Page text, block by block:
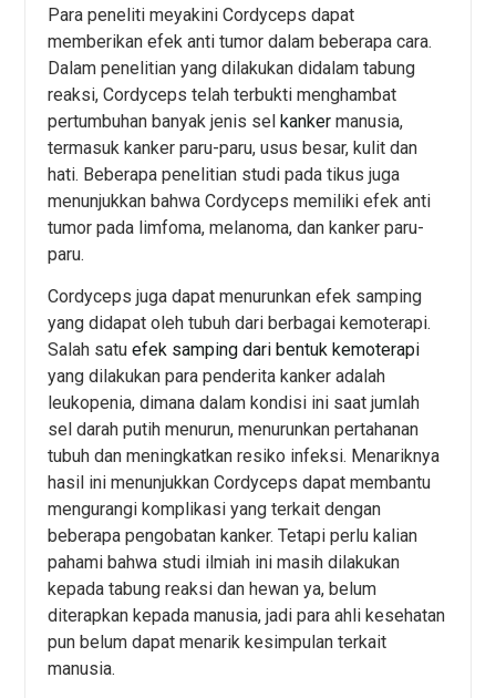
Para peneliti meyakini Cordyceps dapat
memberikan efek anti tumor dalam beberapa cara.
Dalam penelitian yang dilakukan didalam tabung
reaksi, Cordyceps telah terbukti menghambat
pertumbuhan banyak jenis selkanker manusia,
termasuk kanker paru-paru, usus besar, kulit dan
hati. Beberapa penelitian studi pada tikus juga
menunjukkan bahwa Cordyceps memiliki efek anti
tumor pada limfoma, melanoma, dan kanker paru-
paru.
Cordyceps juga dapat menurunkan efek samping
yang didapat oleh tubuh dari berbagai kemoterapi.
Salah satuefek samping dari bentuk kemoterapi
yang dilakukan para penderita kanker adalah
leukopenia, dimana dalam kondisi ini saat jumlah
sel darah putih menurun, menurunkan pertahanan
tubuh dan meningkatkan resiko infeksi. Menariknya
hasil ini menunjukkan Cordyceps dapat membantu
mengurangi komplikasi yang terkait dengan
beberapa pengobatan kanker. Tetapi perlu kalian
pahami bahwa studi ilmiah ini masih dilakukan
kepada tabung reaksi dan hewan ya, belum
diterapkan kepada manusia, jadi para ahli kesehatan
pun belum dapat menarik kesimpulan terkait
manusia.